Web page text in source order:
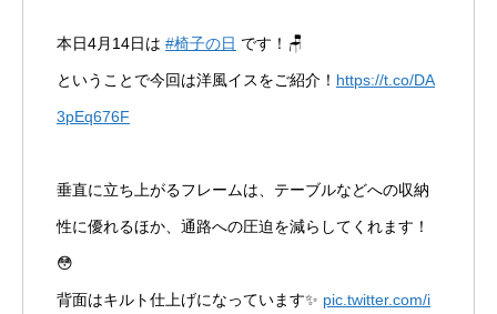
本日4月14日は #椅子の日 です！🪑
ということで今回は洋風イスをご紹介！ https://t.co/DA
3pEq676F
垂直に立ち上がるフレームは、テーブルなどへの収納
性に優れるほか、通路への圧迫を減らしてくれます！
😳
背面はキルト仕上げになっています✨ pic.twitter.com/i